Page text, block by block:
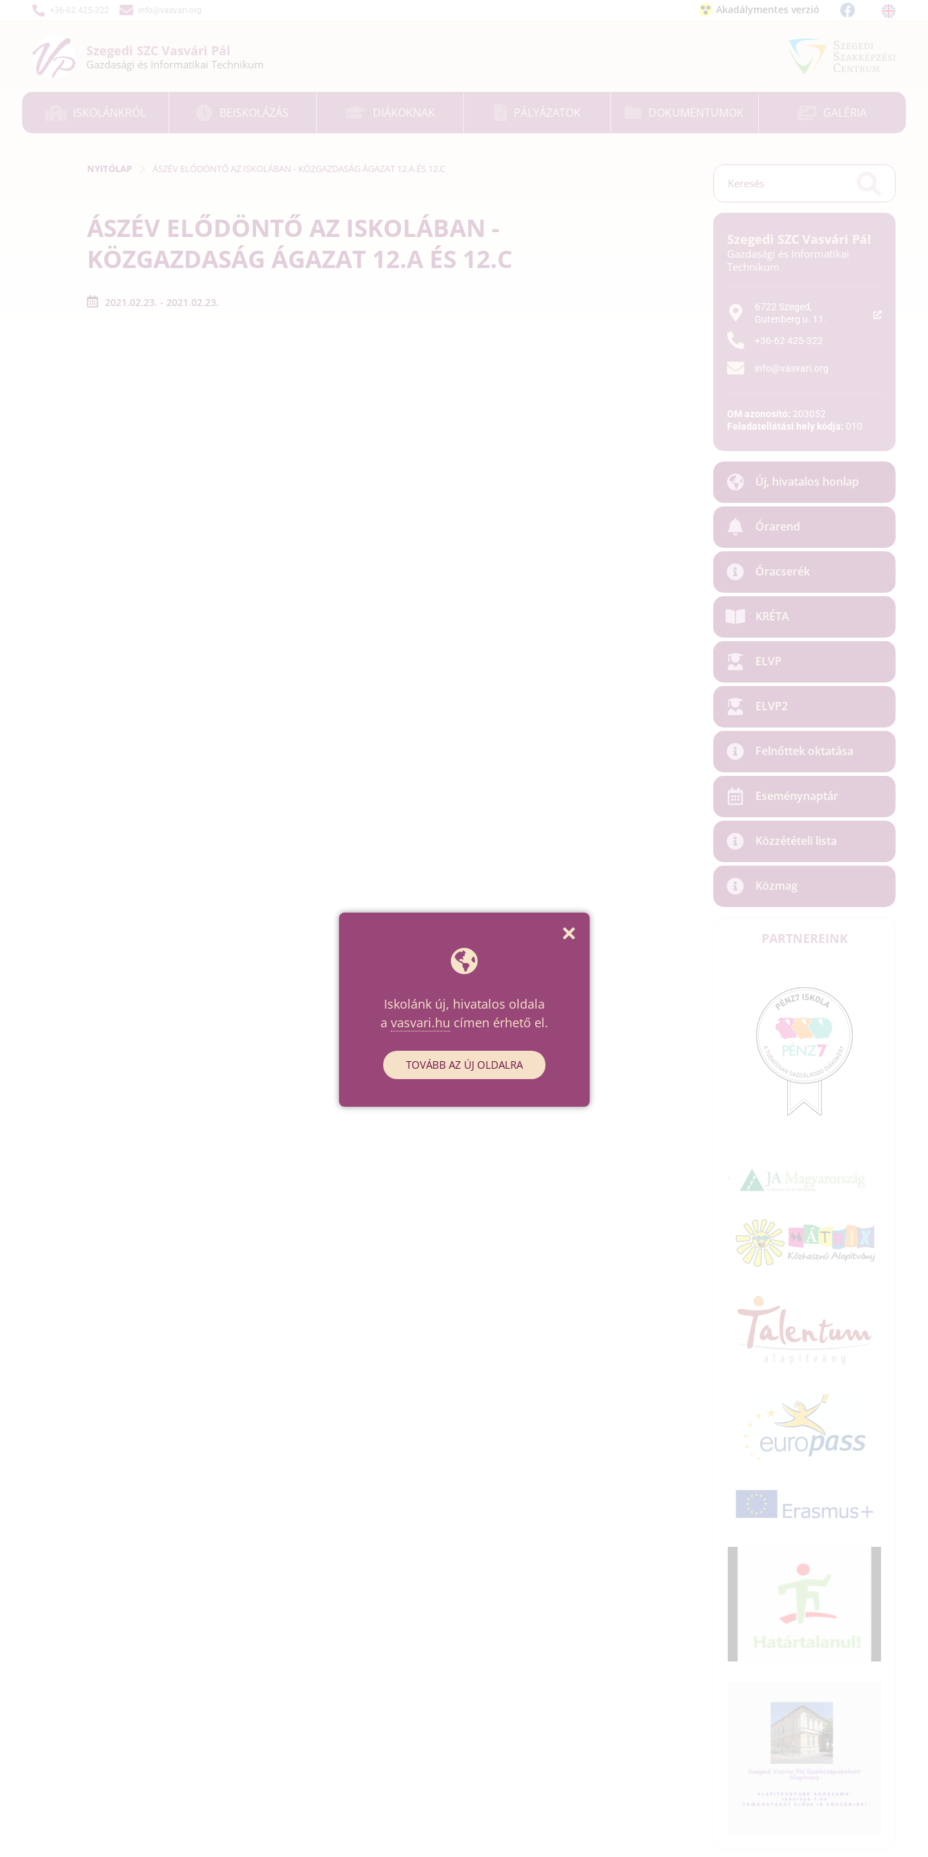
+36-62 425-322 info@vasvari.org Akadálymentes verzió
Szegedi SZC Vasvári Pál
Gazdasági és Informatikai Technikum
ISKOLÁNKRÓL BEISKOLÁZÁS DIÁKOKNAK PÁLYÁZATOK DOKUMENTUMOK GALÉRIA
NYITÓLAP ÁSZÉV ELŐDÖNTŐ AZ ISKOLÁBAN - KÖZGAZDASÁG ÁGAZAT 12.A ÉS 12.C
ÁSZÉV ELŐDÖNTŐ AZ ISKOLÁBAN -
KÖZGAZDASÁG ÁGAZAT 12.A ÉS 12.C
2021.02.23. - 2021.02.23.
Szegedi SZC Vasvári Pál
Gazdasági és Informatikai
Technikum
6722 Szeged,
Gutenberg u. 11.
+36-62 425-322
info@vasvari.org
OM azonosító: 203052
Feladatellátási hely kódja: 010
Új, hivatalos honlap
Órarend
Óracserék
KRÉTA
ELVP
ELVP2
Felnőttek oktatása
Eseménynaptár
Közzétételi lista
Közmag
PARTNEREINK
Iskolánk új, hivatalos oldala
a vasvari.hu címen érhető el.
TOVÁBB AZ ÚJ OLDALRA